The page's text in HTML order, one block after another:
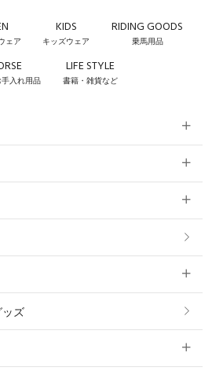
ェア
KIDS
キッズウェア
RIDING GOODS
乗馬用品
入れ用品
LIFE STYLE
書籍・雑貨など
ュロット
ュロット
タンクトップ
・スウェット
ッズ